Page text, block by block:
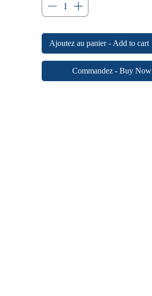
Ajoutez au panier - Add to cart
Commandez - Buy Now